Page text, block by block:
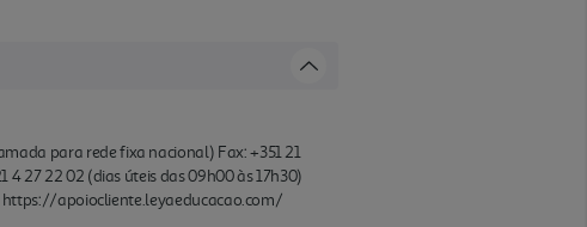
para rede fixa nacional) Fax: +351 21
27 22 02 (dias úteis das 09h00 às 17h30)
https://apoiocliente.leyaeducacao.com/